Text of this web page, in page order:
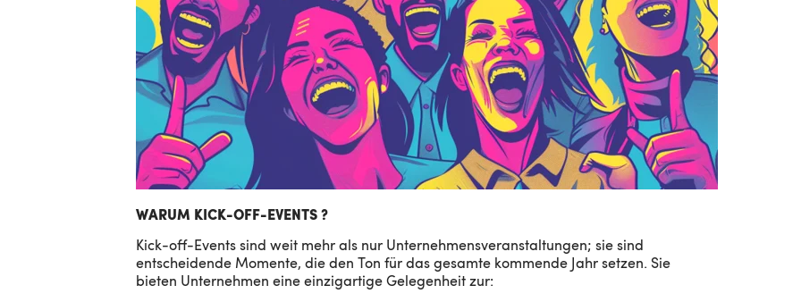
WARUM KICK-OFF-EVENTS ?
Kick-off-Events sind weit mehr als nur Unternehmensveranstaltungen; sie sind
entscheidende Momente, die den Ton für das gesamte kommende Jahr setzen. Sie
bieten Unternehmen eine einzigartige Gelegenheit zur: